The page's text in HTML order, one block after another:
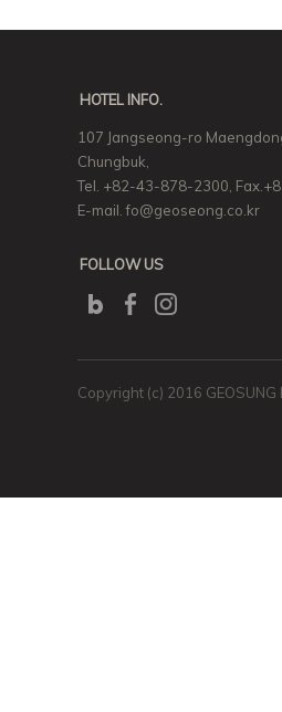
HOTEL INFO.
107 Jangseong-ro
Chungbuk,
Tel. +82-43-878-2300,
E-mail. fo@geoseong.co.kr
FOLLOW US
Copyright (c) 2016 GEOSUNG